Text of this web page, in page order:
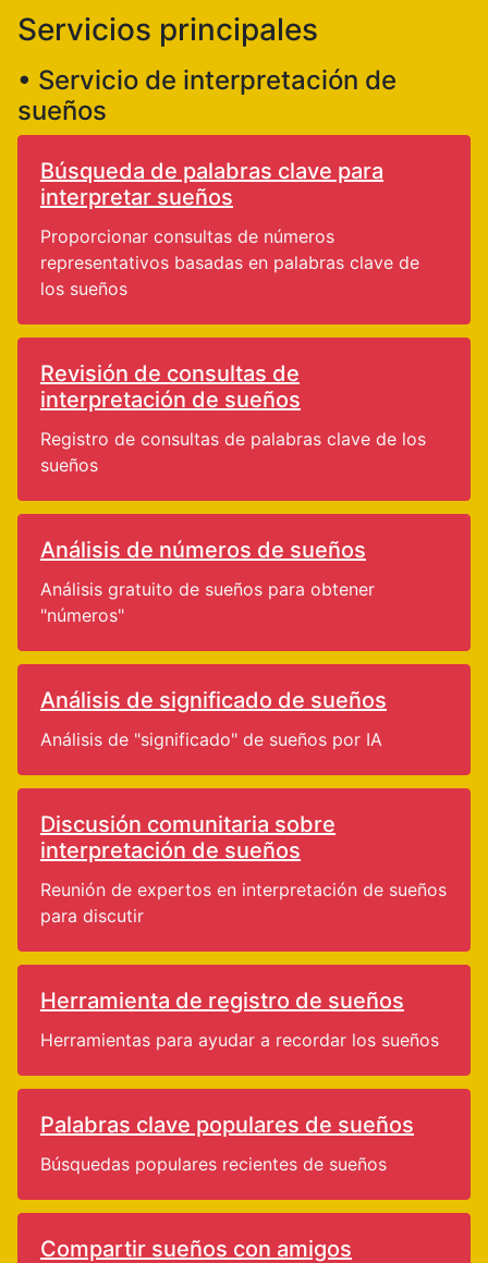
Servicios principales
• Servicio de interpretación de
sueños
Búsqueda de palabras clave para
interpretar sueños
Proporcionar consultas de números
representativos basadas en palabras clave de
los sueños
Revisión de consultas de
interpretación de sueños
Registro de consultas de palabras clave de los
sueños
Análisis de números de sueños
Análisis gratuito de sueños para obtener
"números"
Análisis de significado de sueños
Análisis de "significado" de sueños por IA
Discusión comunitaria sobre
interpretación de sueños
Reunión de expertos en interpretación de sueños
para discutir
Herramienta de registro de sueños
Herramientas para ayudar a recordar los sueños
Palabras clave populares de sueños
Búsquedas populares recientes de sueños
Compartir sueños con amigos